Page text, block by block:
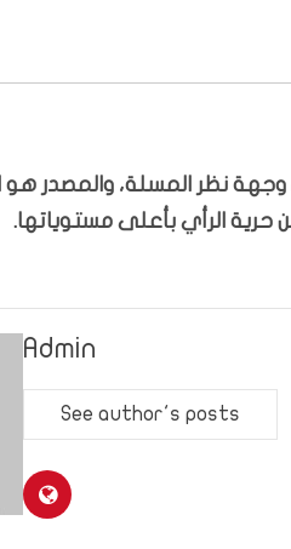
وجهة نظر المسلة، والمصدر
حرية الرأي بأعلى مستوياتها.
Admin
See author's posts